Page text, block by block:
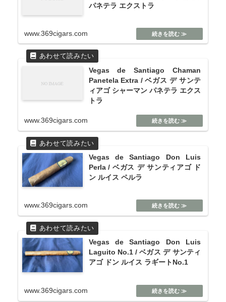
パネテラ エクストラ
www.369cigars.com
Vegas de Santiago Chaman
Panetela Extra / ベガス デ サンテ
ィアゴ シャーマン パネテラ エクス
トラ
www.369cigars.com
Vegas de Santiago Don Luis
Perla / ベガス デ サンティアゴ ド
ン ルイス ペルラ
www.369cigars.com
Vegas de Santiago Don Luis
Laguito No.1 / ベガス デ サンティ
アゴ ドン ルイス ラギートNo.1
www.369cigars.com